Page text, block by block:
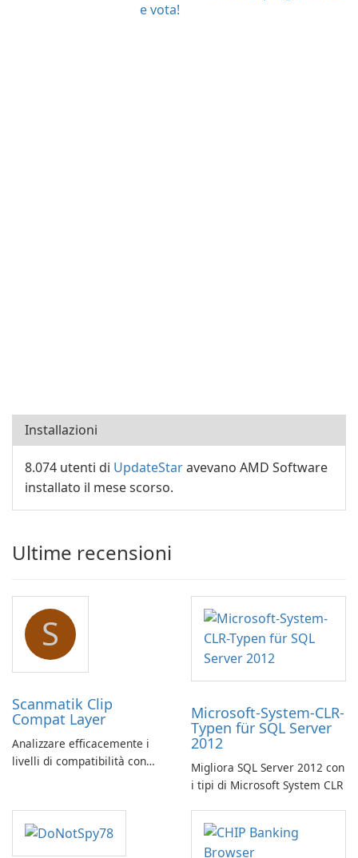
e vota!
Installazioni
8.074 utenti di UpdateStaravevano AMD Software
installato il mese scorso.
Ultime recensioni
S
Scanmatik Clip
Compat Layer
Analizzare efficacemente i
livelli di compatibilità con
Microsoft-System-CLR-
Typen für SQL Server
2012
Migliora SQL Server 2012 con
i tipi di Microsoft System CLR